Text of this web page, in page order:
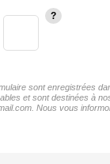
sont enregistrées
et sont destinées à
Nous vous